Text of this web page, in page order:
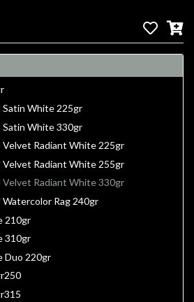
Satin White 225gr
Satin White 330gr
Velvet Radiant White 225gr
Velvet Radiant White 255gr
Velvet Radiant White 330gr
Rag 240gr
210gr
310gr
Duo 220gr